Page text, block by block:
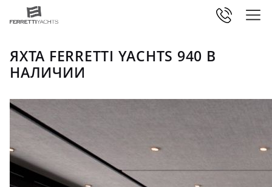
ЯХТА FERRETTI YACHTS 940 В
НАЛИЧИИ